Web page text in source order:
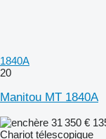
1840A
20
Manitou MT 1840A
31 350 €
Chariot télescopique